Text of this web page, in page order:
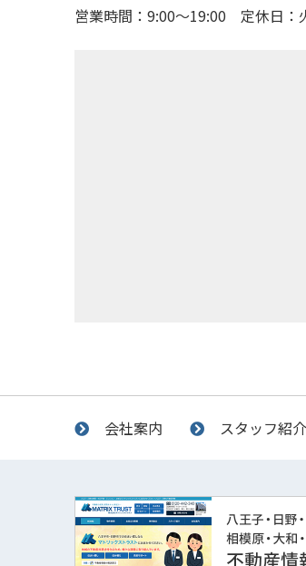
営業時間：9:00～19:00
定休日：
会社案内 スタッフ紹介